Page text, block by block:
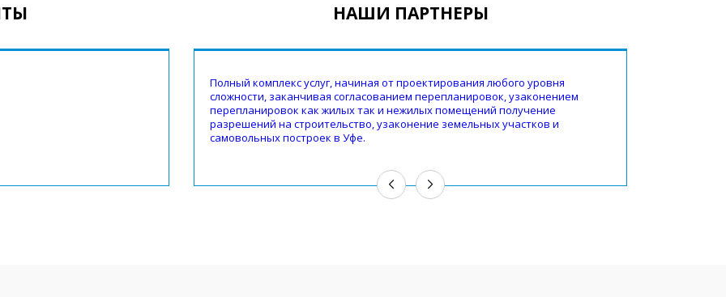
НАШИ ПАРТНЕРЫ
Полный комплекс услуг, начиная от проектирования любого уровня
сложности, заканчивая согласованием перепланировок, узаконением
перепланировок как жилых так и нежилых помещений получение
разрешений на строительство, узаконение земельных участков и
самовольных построек в Уфе.